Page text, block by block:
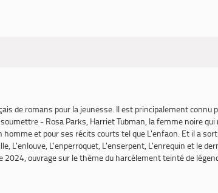
de romans pour la jeunesse. Il est principalement connu
- Rosa Parks, Harriet Tubman, la femme noire
hommeet pour ses récits courts tel que L'enfaon. Et il a
, L'enlouve, L'enperroquet, L'enserpent, L'enrequin et le
2024, ouvrage sur le thème du harcèlement teinté de